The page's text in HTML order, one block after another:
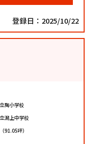
登録日：2025/10/22
陶小学校
潟上中学校
91.05坪）